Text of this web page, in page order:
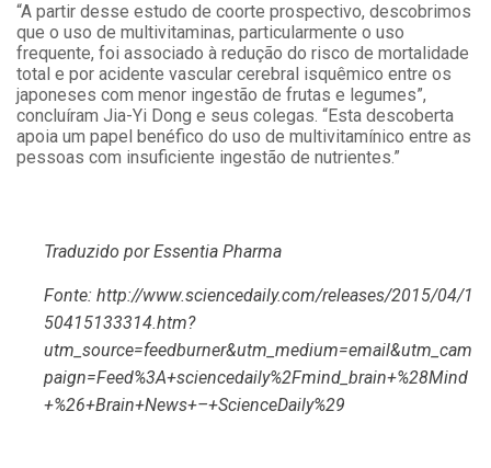
“A partir desse estudo de coorte prospectivo, descobrimos
que o uso de multivitaminas, particularmente o uso
frequente, foi associado à redução do risco de mortalidade
total e por acidente vascular cerebral isquêmico entre os
japoneses com menor ingestão de frutas e legumes”,
concluíram Jia-Yi Dong e seus colegas. “Esta descoberta
apoia um papel benéfico do uso de multivitamínico entre as
pessoas com insuficiente ingestão de nutrientes.”
Traduzido por Essentia Pharma
Fonte: http://www.sciencedaily.com/releases/2015/04/1
50415133314.htm?
utm_source=feedburner&utm_medium=email&utm_cam
paign=Feed%3A+sciencedaily%2Fmind_brain+%28Mind
+%26+Brain+News+–+ScienceDaily%29